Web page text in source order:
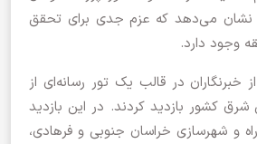
نشان می‌دهد که عزم جدی برای تحقق
وجود دارد.
خبرنگاران در قالب یک تور رسانه‌ای از
شرق کشور بازدید کردند. در این بازدید
و شهرسازی خراسان جنوبی و فرهادی،